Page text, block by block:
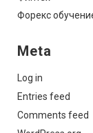
Форекс
Meta
Log in
Entries feed
Comments feed